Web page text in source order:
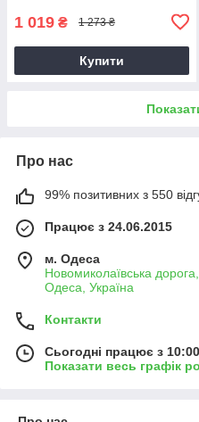
1 019 ₴ 1 273 ₴
Купити
Про нас
99% позитивних з 550
Працює з 24.06.2015
м. Одеса
Новомиколаївська
Одеса, Україна
Контакти
Сьогодні працює з
Показати весь графік